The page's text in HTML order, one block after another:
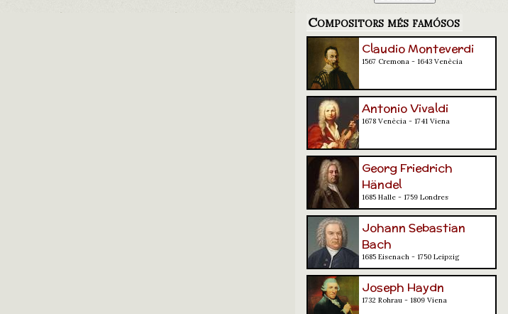
Compositors més famósos
Claudio Monteverdi
1567 Cremona - 1643 Venècia
Antonio Vivaldi
1678 Venècia - 1741 Viena
Georg Friedrich
Händel
1685 Halle - 1759 Londres
Johann Sebastian
Bach
1685 Eisenach - 1750 Leipzig
Joseph Haydn
1732 Rohrau - 1809 Viena